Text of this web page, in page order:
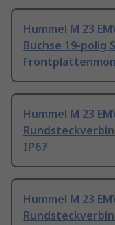
Hummel M 23
Buchse 19-polig
Hummel M 23
IP67
Hummel M 23